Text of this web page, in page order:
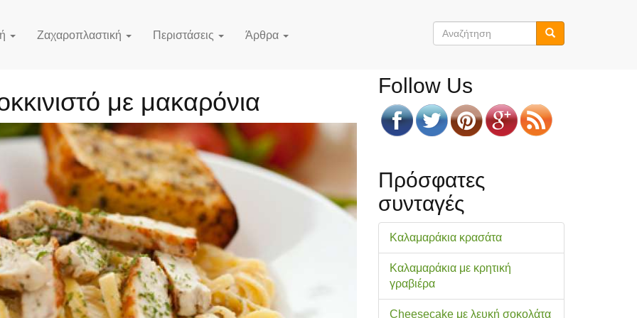
Ζαχαροπλαστική Περιστάσεις Άρθρα
Φόρμα
με μακαρόνια
Follow Us
Πρόσφατες
συνταγές
Καλαμαράκια κρασάτα
Καλαμαράκια με κρητική
γραβιέρα
Cheesecake με λευκή σοκολάτα